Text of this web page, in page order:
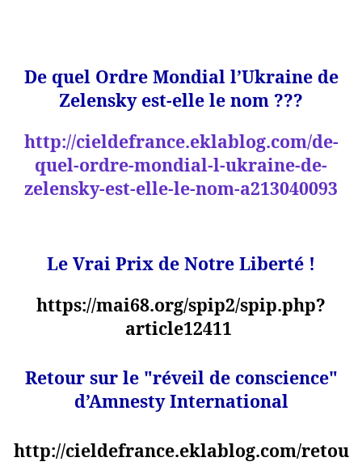
De quel Ordre Mondial l’Ukraine de
Zelensky est-elle le nom ???
http://cieldefrance.eklablog.com/de-
quel-ordre-mondial-l-ukraine-de-
zelensky-est-elle-le-nom-a213040093
Le Vrai Prix de Notre Liberté !
https://mai68.org/spip2/spip.php?
article12411
Retour sur le "réveil de conscience"
d’Amnesty International
http://cieldefrance.eklablog.com/retou